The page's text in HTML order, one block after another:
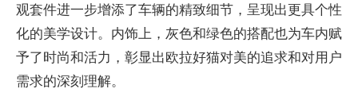
观套件进一步增添了车辆的精致细节，呈现出更具个性
化的美学设计。内饰上，灰色和绿色的搭配也为车内赋
予了时尚和活力，彰显出欧拉好猫对美的追求和对用户
需求的深刻理解。